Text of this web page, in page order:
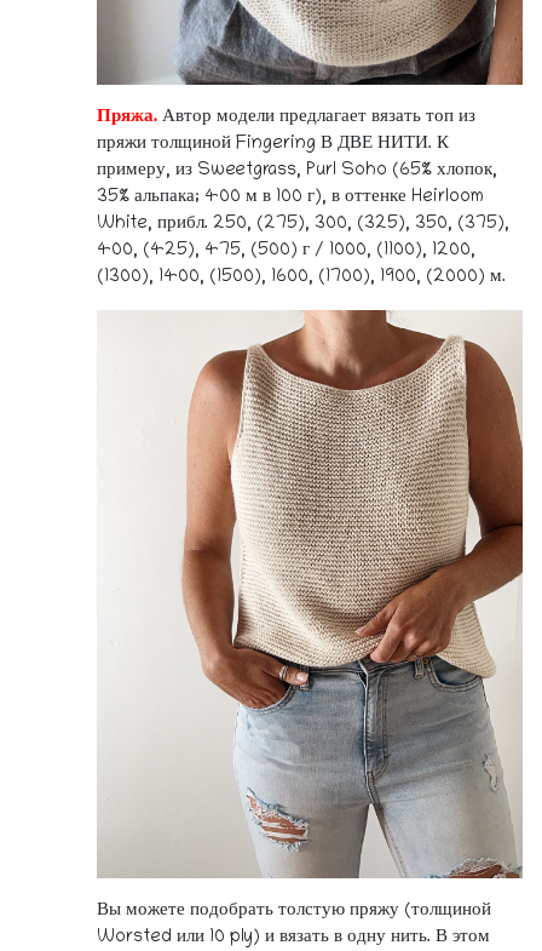
Пряжа. Автор модели предлагает вязать топ из
пряжи толщиной Fingering В ДВЕ НИТИ. К
примеру, из Sweetgrass, Purl Soho (65% хлопок,
35% альпака; 400 м в 100 г), в оттенке Heirloom
White, прибл. 250, (275), 300, (325), 350, (375),
400, (425), 475, (500) г / 1000, (1100), 1200,
(1300), 1400, (1500), 1600, (1700), 1900, (2000) м.
Вы можете подобрать толстую пряжу (толщиной
Worsted или 10 ply) и вязать в одну нить. В этом